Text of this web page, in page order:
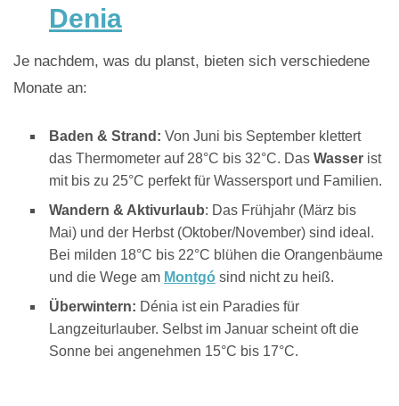
Denia
Je nachdem, was du planst, bieten sich verschiedene
Monate an:
Baden & Strand: Von Juni bis September klettert
das Thermometer auf 28°C bis 32°C. Das Wasser ist
mit bis zu 25°C perfekt für Wassersport und Familien.
Wandern & Aktivurlaub: Das Frühjahr (März bis
Mai) und der Herbst (Oktober/November) sind ideal.
Bei milden 18°C bis 22°C blühen die Orangenbäume
und die Wege am Montgó sind nicht zu heiß.
Überwintern: Dénia ist ein Paradies für
Langzeiturlauber. Selbst im Januar scheint oft die
Sonne bei angenehmen 15°C bis 17°C.